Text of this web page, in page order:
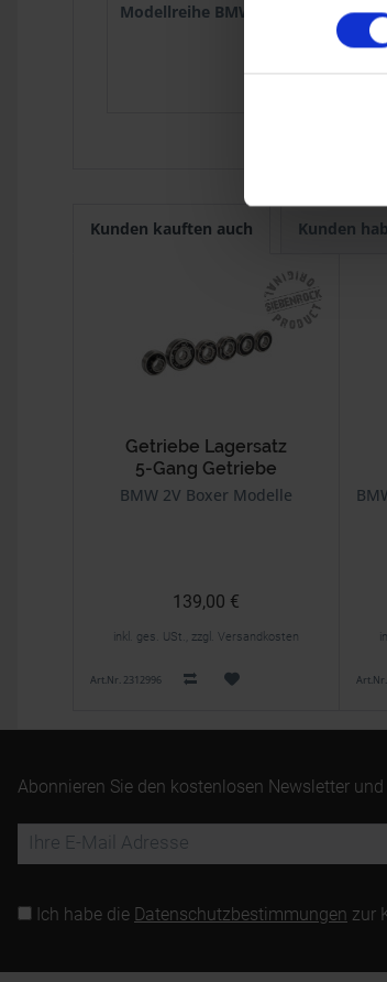
Modellreihe BMW : R
R
R
R
Kunden kauften auch Kunden
Getriebe Lagersatz
5-Gang Getriebe
BMW 2V Boxer Modelle
139,00 €
inkl. ges. USt., zzgl. Versandkosten
Art.Nr. 2312996
Abonnieren Sie den kostenlosen Newsletter
Ich habe die Datenschutzbestimmungen zur